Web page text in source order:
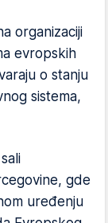
organizaciji
evropskih
o stanju
sistema,
gde
uređenju